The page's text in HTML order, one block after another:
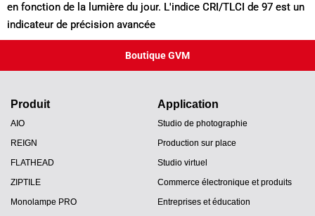
en fonction de la lumière du jour. L'indice CRI/TLCI de 97 est un
indicateur de précision avancée
Boutique GVM
Produit
AIO
REIGN
FLATHEAD
ZIPTILE
Monolampe PRO
Application
Studio de photographie
Production sur place
Studio virtuel
Commerce électronique et produits
Entreprises et éducation